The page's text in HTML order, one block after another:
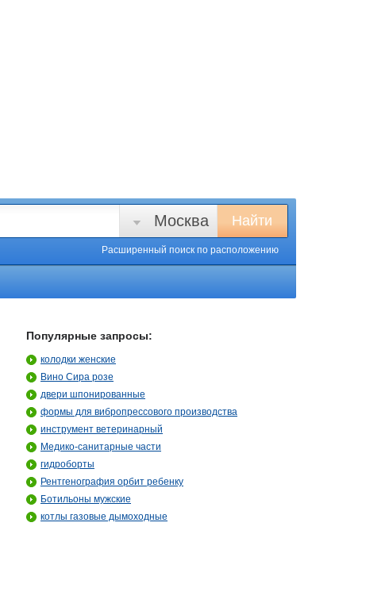
Найти
Москва
Расширенный поиск по расположению
Популярные запросы:
колодки женские
Вино Сира розе
двери шпонированные
формы для вибропрессового производства
инструмент ветеринарный
Медико-санитарные части
гидроборты
Рентгенография орбит ребенку
Ботильоны мужские
котлы газовые дымоходные